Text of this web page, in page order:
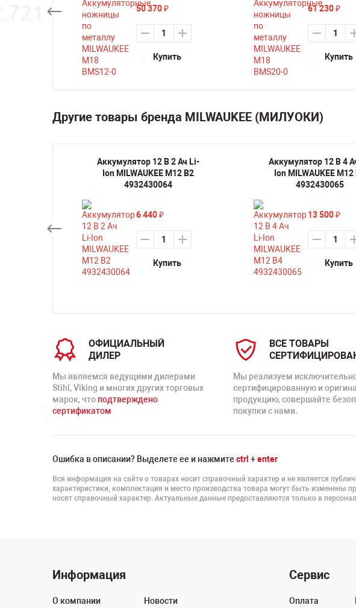
50 370 ₽
Купить
61 230 ₽
Купить
Другие товары бренда MILWAUKEE (МИЛУОКИ)
Аккумулятор 12 В 2 Ач Li-
Ion MILWAUKEE M12 B2
4932430064
6 440 ₽
Купить
Аккумулятор 12 В 4
Ion MILWAUKEE M12
4932430065
13 500 ₽
Купить
ОФИЦИАЛЬНЫЙ
ДИЛЕР
Мы являемся ведущими дилерами
Stihl, Viking и многих других торговых
марок, что подтверждено
сертификатом
ВСЕ ТОВАРЫ
Мы реализуем
сертифицированную и
продукцию, совершайте
покупки с нами.
Ошибка в описании? Выделете ее и нажмите ctrl +enter
Вся информация на сайте о товарах носит справочный характер и не является
характеристики, комплектация и место производства товара могут быть изменены
носят справочный характер. Актуальные данные предоставляются только в
Информация
О компании Новости
Сервис
Оплата